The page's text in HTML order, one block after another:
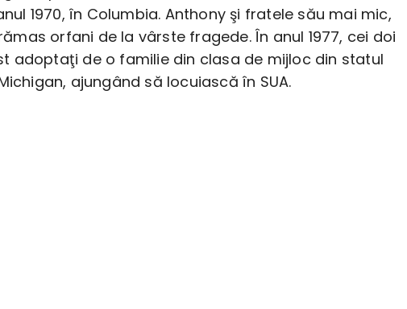
1970, în Columbia. Anthony şi fratele său mai mic,
orfani de la vârste fragede. În anul 1977, cei doi
adoptaţi de o familie din clasa de mijloc din statul
ajungând să locuiască în SUA.